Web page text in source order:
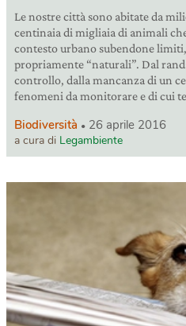
Le nostre città sono abitate da
centinaia di migliaia di animali
contesto urbano subendone
propriamente “naturali”. Dal
controllo, dalla mancanza di un
fenomeni da monitorare e di cui
Biodiversità 26 aprile 2016
a cura di Legambiente